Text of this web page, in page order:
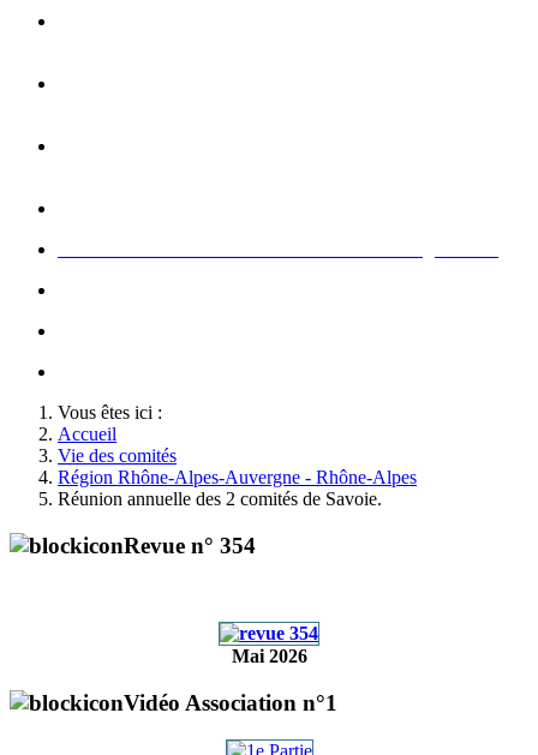
Vous êtes ici :
Accueil
Vie des comités
Région Rhône-Alpes-Auvergne - Rhône-Alpes
Réunion annuelle des 2 comités de Savoie.
Revue n° 354
Mai 2026
Vidéo Association n°1